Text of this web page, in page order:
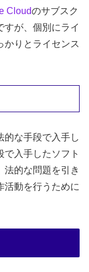
Cloudのサブスク
すが、個別にライ
かりとライセンス
的な手段で入手し
入手したソフト
法的な問題を引き
活動を行うために